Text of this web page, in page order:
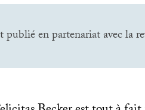
publié en partenariat avec la